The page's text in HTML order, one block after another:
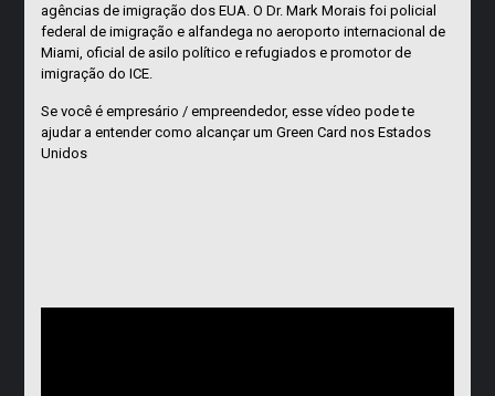
agências de imigração dos EUA. O Dr. Mark Morais foi policial
federal de imigração e alfandega no aeroporto internacional de
Miami, oficial de asilo político e refugiados e promotor de
imigração do ICE.
Se você é empresário / empreendedor, esse vídeo pode te
ajudar a entender como alcançar um Green Card nos Estados
Unidos